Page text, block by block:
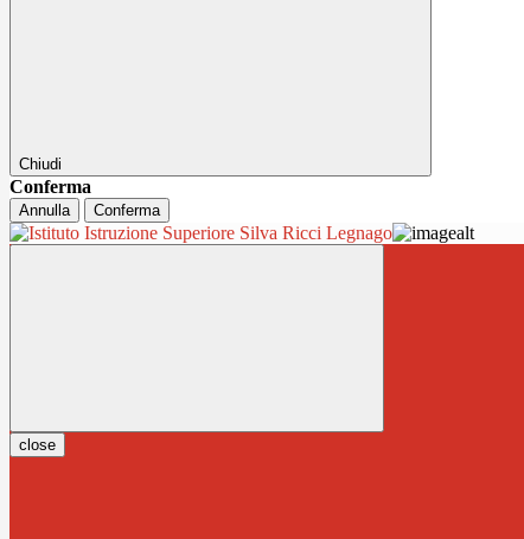
Chiudi
Conferma
Annulla Conferma
close